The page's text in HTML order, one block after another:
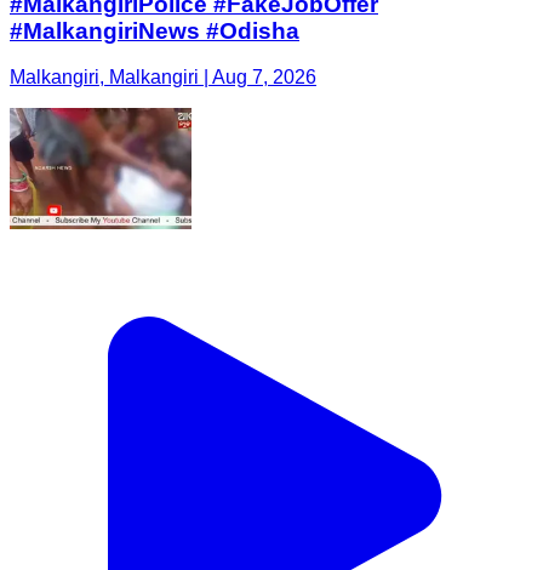
#MalkangiriNews #Odisha
Malkangiri, Malkangiri | Aug 7, 2026